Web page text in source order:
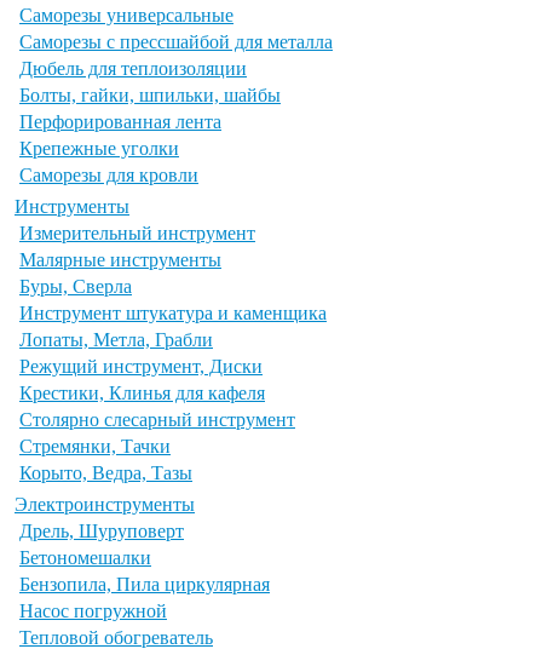
Саморезы универсальные
Саморезы с прессшайбой для металла
Дюбель для теплоизоляции
Болты, гайки, шпильки, шайбы
Перфорированная лента
Крепежные уголки
Саморезы для кровли
Инструменты
Измерительный инструмент
Малярные инструменты
Буры, Сверла
Инструмент штукатура и каменщика
Лопаты, Метла, Грабли
Режущий инструмент, Диски
Крестики, Клинья для кафеля
Столярно слесарный инструмент
Стремянки, Тачки
Корыто, Ведра, Тазы
Электроинструменты
Дрель, Шуруповерт
Бетономешалки
Бензопила, Пила циркулярная
Насос погружной
Тепловой обогреватель